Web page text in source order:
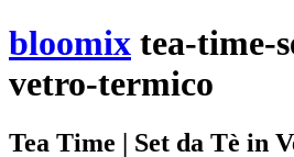
bloomix tea-time-
vetro-termico
Tea Time | Set da Tè in